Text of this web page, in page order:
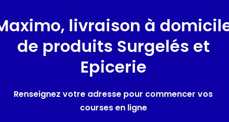
fins
du
fins
La cueillette du
jardinier
sachet 1kg
livraison à
de produits Surgelés et
Epicerie
Renseignez votre adresse pour commencer vos
courses en ligne